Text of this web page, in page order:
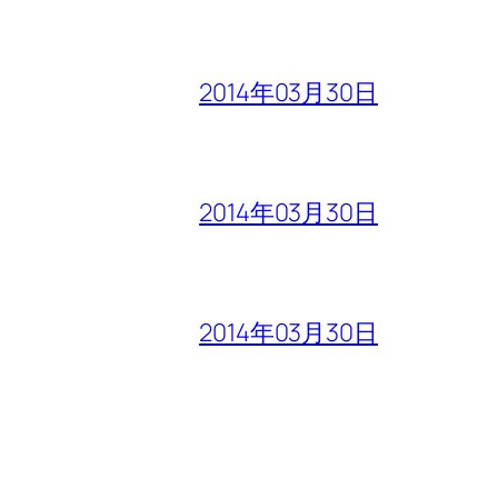
2014年03月30日
2014年03月30日
2014年03月30日